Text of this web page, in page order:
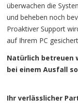
überwachen die
und beheben noch
Proaktiver Support
auf Ihrem PC
Natürlich betreuen
bei einem Ausfall
Ihr verlässlicher